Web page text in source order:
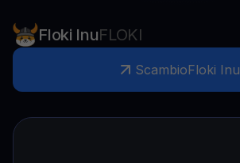
Floki InuFLOKI
ScambioFloki Inu